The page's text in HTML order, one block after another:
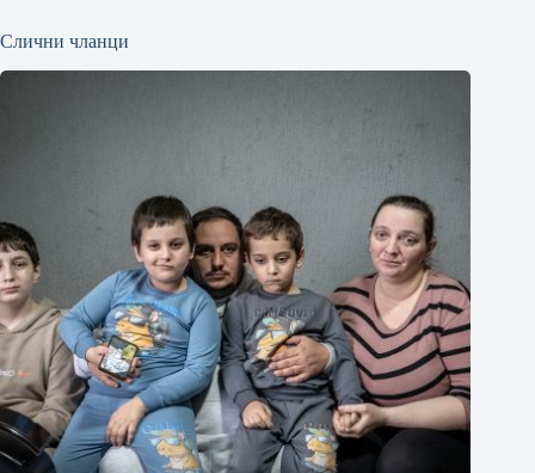
Слични чланци